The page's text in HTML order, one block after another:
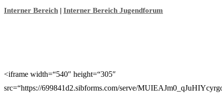
Interner Bereich | Interner Bereich Jugendforum
<iframe width=“540″ height=“305″
src=“https://699841d2.sibforms.com/serve/